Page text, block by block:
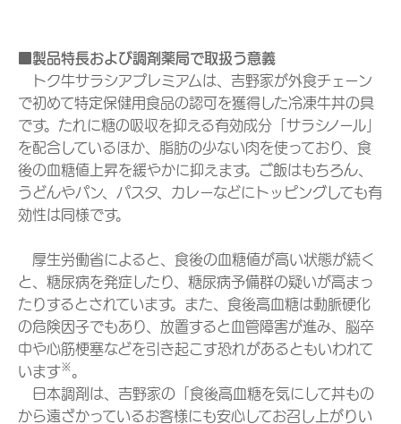
■製品特長および調剤薬局で取扱う意義
トク牛サラシアプレミアムは、吉野家が外食チェーン
で初めて特定保健用食品の認可を獲得した冷凍牛丼の具
です。たれに糖の吸収を抑える有効成分「サラシノール」
を配合しているほか、脂肪の少ない肉を使っており、食
後の血糖値上昇を緩やかに抑えます。ご飯はもちろん、
うどんやパン、パスタ、カレーなどにトッピングしても有
効性は同様です。
厚生労働省によると、食後の血糖値が高い状態が続く
と、糖尿病を発症したり、糖尿病予備群の疑いが高まっ
たりするとされています。また、食後高血糖は動脈硬化
の危険因子でもあり、放置すると血管障害が進み、脳卒
中や心筋梗塞などを引き起こす恐れがあるともいわれて
います※。
日本調剤は、吉野家の「食後高血糖を気にして丼もの
から遠ざかっているお客様にも安心してお召し上がりい